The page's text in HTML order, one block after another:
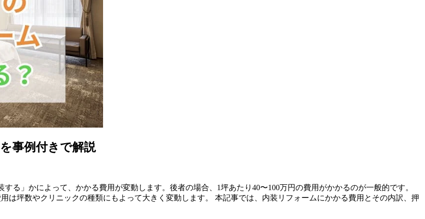
事例付きで解説
る」かによって、かかる費用が変動します。後者の場合、1坪あたり40〜100万円の費用がかかるのが一般的です。
は坪数やクリニックの種類にもよって大きく変動します。 本記事では、内装リフォームにかかる費用とその内訳、押